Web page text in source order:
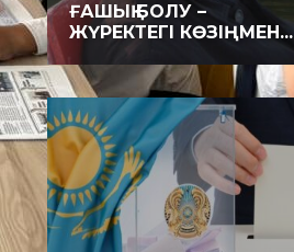
ҒАШЫҚ БОЛУ –
ЖҮРЕКТЕГІ КӨЗІҢМЕН...